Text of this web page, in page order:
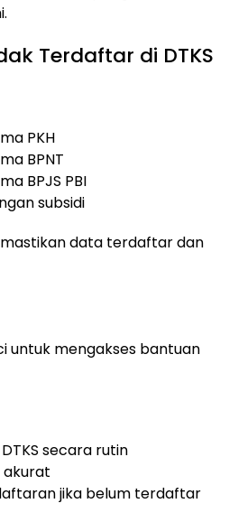
Terdaftar di DTKS
PKH
BPNT
BPJS PBI
subsidi
data terdaftar dan
untuk mengakses bantuan
secara rutin
akurat
jika belum terdaftar